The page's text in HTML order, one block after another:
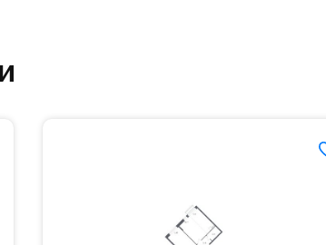
сад и школу. Также для
гимназии «Жуковка».